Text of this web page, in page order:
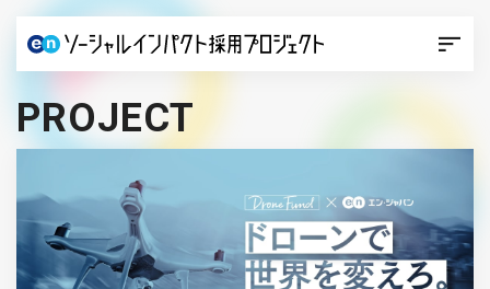
PROJECT